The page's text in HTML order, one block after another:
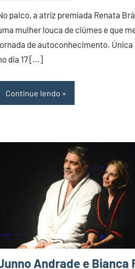
palco, a atriz premiada Renata
mulher louca de ciúmes e que
de autoconhecimento.
dia 17 […]
Continue lendo
Andrade e Bianca